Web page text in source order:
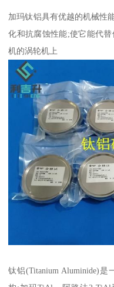
加玛钛铝具有优越的机械性
化和抗腐蚀性能;使它能代
机的涡轮机上
钛铝(Titanium Aluminide)